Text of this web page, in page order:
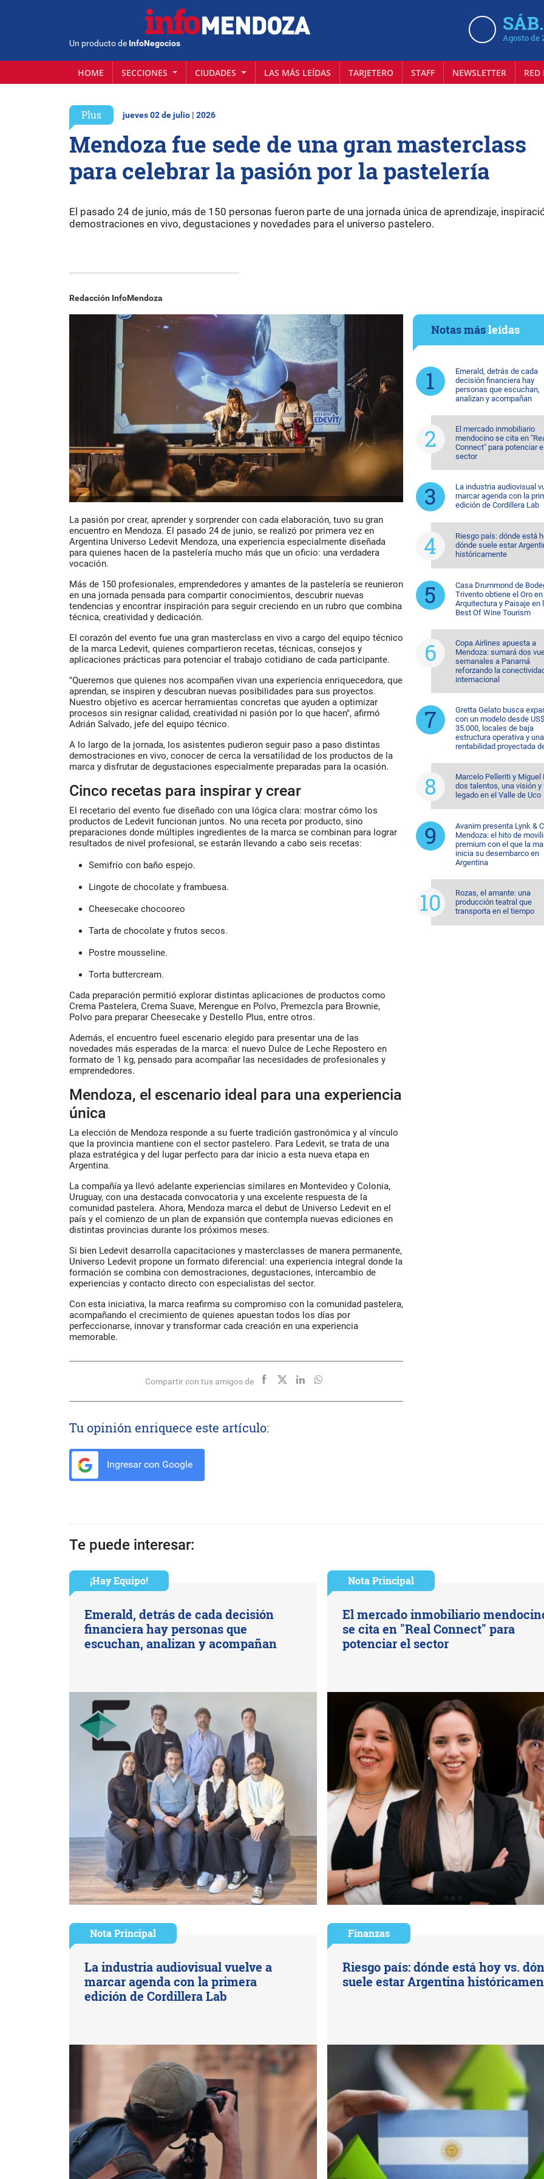
Un producto de InfoNegocios Agosto de
HOME SECCIONES CIUDADES LAS MÁS LEÍDAS TARJETERO STAFF NEWSLETTER
Plus jueves 02 de julio | 2026
Mendoza fue sede de una gran masterclass
para celebrar la pasión por la pastelería
El pasado 24 de junio, más de 150 personas fueron parte de una jornada única de aprendizaje,
demostraciones en vivo, degustaciones y novedades para el universo pastelero.
Redacción InfoMendoza
La pasión por crear, aprender y sorprender con cada elaboración, tuvo su gran
encuentro en Mendoza. El pasado 24 de junio, se realizó por primera vez en
Argentina Universo Ledevit Mendoza, una experiencia especialmente diseñada
para quienes hacen de la pastelería mucho más que un oficio: una verdadera
vocación.
Más de 150 profesionales, emprendedores y amantes de la pastelería se reunieron
en una jornada pensada para compartir conocimientos, descubrir nuevas
tendencias y encontrar inspiración para seguir creciendo en un rubro que combina
técnica, creatividad y dedicación.
El corazón del evento fue una gran masterclass en vivo a cargo del equipo técnico
de la marca Ledevit, quienes compartieron recetas, técnicas, consejos y
aplicaciones prácticas para potenciar el trabajo cotidiano de cada participante.
"Queremos que quienes nos acompañen vivan una experiencia enriquecedora, que
aprendan, se inspiren y descubran nuevas posibilidades para sus proyectos.
Nuestro objetivo es acercar herramientas concretas que ayuden a optimizar
procesos sin resignar calidad, creatividad ni pasión por lo que hacen", afirmó
Adrián Salvado, jefe del equipo técnico.
A lo largo de la jornada, los asistentes pudieron seguir paso a paso distintas
demostraciones en vivo, conocer de cerca la versatilidad de los productos de la
marca y disfrutar de degustaciones especialmente preparadas para la ocasión.
Cinco recetas para inspirar y crear
El recetario del evento fue diseñado con una lógica clara: mostrar cómo los
productos de Ledevit funcionan juntos. No una receta por producto, sino
preparaciones donde múltiples ingredientes de la marca se combinan para lograr
resultados de nivel profesional, se estarán llevando a cabo seis recetas:
Semifrío con baño espejo.
Lingote de chocolate y frambuesa.
Cheesecake chocooreo
Tarta de chocolate y frutos secos.
Postre mousseline.
Torta buttercream.
Cada preparación permitió explorar distintas aplicaciones de productos como
Crema Pastelera, Crema Suave, Merengue en Polvo, Premezcla para Brownie,
Polvo para preparar Cheesecake y Destello Plus, entre otros.
Además, el encuentro fueel escenario elegido para presentar una de las
novedades más esperadas de la marca: el nuevo Dulce de Leche Repostero en
formato de 1 kg, pensado para acompañar las necesidades de profesionales y
emprendedores.
Mendoza, el escenario ideal para una experiencia
única
La elección de Mendoza responde a su fuerte tradición gastronómica y al vínculo
que la provincia mantiene con el sector pastelero. Para Ledevit, se trata de una
plaza estratégica y del lugar perfecto para dar inicio a esta nueva etapa en
Argentina.
La compañía ya llevó adelante experiencias similares en Montevideo y Colonia,
Uruguay, con una destacada convocatoria y una excelente respuesta de la
comunidad pastelera. Ahora, Mendoza marca el debut de Universo Ledevit en el
país y el comienzo de un plan de expansión que contempla nuevas ediciones en
distintas provincias durante los próximos meses.
Si bien Ledevit desarrolla capacitaciones y masterclasses de manera permanente,
Universo Ledevit propone un formato diferencial: una experiencia integral donde la
formación se combina con demostraciones, degustaciones, intercambio de
experiencias y contacto directo con especialistas del sector.
Con esta iniciativa, la marca reafirma su compromiso con la comunidad pastelera,
acompañando el crecimiento de quienes apuestan todos los días por
perfeccionarse, innovar y transformar cada creación en una experiencia
memorable.
Compartir con tus amigos de
Tu opinión enriquece este artículo:
Ingresar con Google
Notas másleídas
Emerald, detrás de cada
decisión financiera hay
personas que escuchan,
analizan y acompañan
El mercado inmobiliario
mendocino se cita en
Connect" para potenciar
sector
La industria audiovisual
marcar agenda con la
edición de Cordillera Lab
Riesgo país: dónde está
dónde suele estar
históricamente
Casa Drummond de
Trivento obtiene el Oro en
Arquitectura y Paisaje en
Best Of Wine Tourism
Copa Airlines apuesta a
Mendoza: sumará dos
semanales a Panamá
reforzando la
internacional
Gretta Gelato busca
con un modelo desde US$
35.000, locales de baja
estructura operativa y una
rentabilidad proyectada
Marcelo Pelleriti y Miguel
dos talentos, una visión y
legado en el Valle de Uco
Avanim presenta Lynk &
Mendoza: el hito de
premium con el que la
inicia su desembarco en
Argentina
Rozas, el amante: una
producción teatral que
transporta en el tiempo
Te puede interesar:
¡Hay Equipo!
Emerald, detrás de cada decisión
financiera hay personas que
escuchan, analizan y acompañan
Nota Principal
El mercado inmobiliario
se cita en "Real Connect" para
potenciar el sector
Nota Principal
La industria audiovisual vuelve a
marcar agenda con la primera
edición de Cordillera Lab
Finanzas
Riesgo país: dónde está hoy vs.
suele estar Argentina